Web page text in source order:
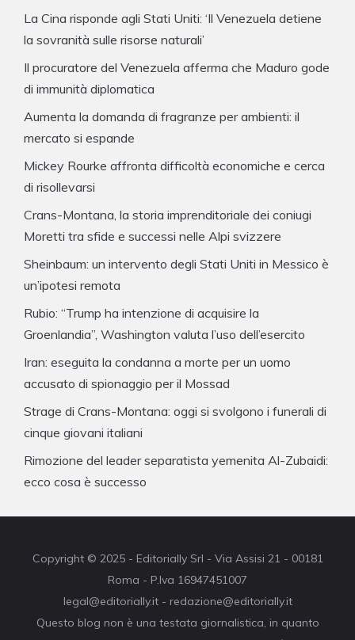
La Cina risponde agli Stati Uniti: ‘Il Venezuela detiene
la sovranità sulle risorse naturali’
Il procuratore del Venezuela afferma che Maduro gode
di immunità diplomatica
Aumenta la domanda di fragranze per ambienti: il
mercato si espande
Mickey Rourke affronta difficoltà economiche e cerca
di risollevarsi
Crans-Montana, la storia imprenditoriale dei coniugi
Moretti tra sfide e successi nelle Alpi svizzere
Sheinbaum: un intervento degli Stati Uniti in Messico è
un’ipotesi remota
Rubio: “Trump ha intenzione di acquisire la
Groenlandia”, Washington valuta l’uso dell’esercito
Iran: eseguita la condanna a morte per un uomo
accusato di spionaggio per il Mossad
Strage di Crans-Montana: oggi si svolgono i funerali di
cinque giovani italiani
Rimozione del leader separatista yemenita Al-Zubaidi:
ecco cosa è successo
Copyright © 2025 - Editorially Srl - Via Assisi 21 - 00181
Roma - P.Iva 16947451007
legal@editorially.it - redazione@editorially.it
Questo blog non è una testata giornalistica, in quanto